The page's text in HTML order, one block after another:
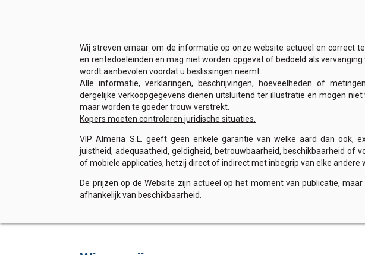
Wij streven ernaar om de informatie op onze website actueel en correct
en rentedoeleinden en mag niet worden opgevat of bedoeld als
wordt aanbevolen voordat u beslissingen neemt.
Alle informatie, verklaringen, beschrijvingen, hoeveelheden of
dergelijke verkoopgegevens dienen uitsluitend ter illustratie en mogen
maar worden te goeder trouw verstrekt.
Kopers moeten controleren juridische situaties.
VIP Almeria S.L. geeft geen enkele garantie van welke aard dan ook,
juistheid, adequaatheid, geldigheid, betrouwbaarheid, beschikbaarheid of
of mobiele applicaties, hetzij direct of indirect met inbegrip van elke andere
De prijzen op de Website zijn actueel op het moment van publicatie,
afhankelijk van beschikbaarheid.